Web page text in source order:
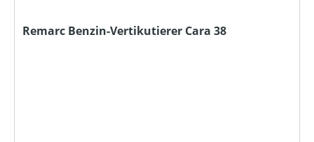
Remarc Benzin-Vertikutierer Cara 38